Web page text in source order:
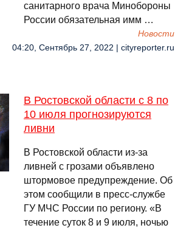
санитарного врача Минобороны
России обязательная имм …
Новости
04:20, Сентябрь 27, 2022 | cityreporter.ru
В Ростовской области с 8 по
10 июля прогнозируются
ливни
В Ростовской области из-за
ливней с грозами объявлено
штормовое предупреждение. Об
этом сообщили в пресс-службе
ГУ МЧС России по региону. «В
течение суток 8 и 9 июля, ночью